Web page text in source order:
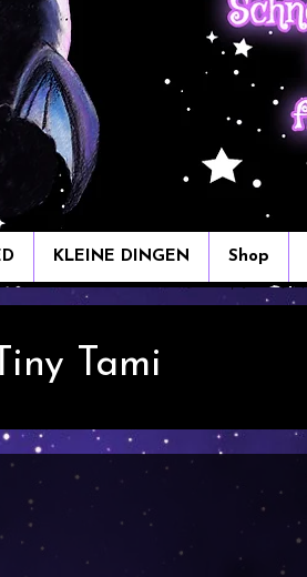
KLEINE DINGEN Shop
Tami